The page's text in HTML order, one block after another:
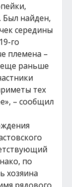
найден,
середины
го
племена –
еще раньше
тех
– сообщил
по
хозяина